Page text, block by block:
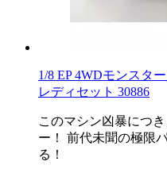
1/8 EP 4WDモンスタ
レディセット 30886
このマシン凶暴につ
ー！ 前代未聞の極限
る！